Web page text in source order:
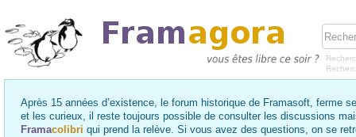
Après 15 années d’existence, le forum historique de Framasoft, ferme
et les curieux, il reste toujours possible de consulter les discussions
Framacolibri qui prend la relève. Si vous avez des questions, on se